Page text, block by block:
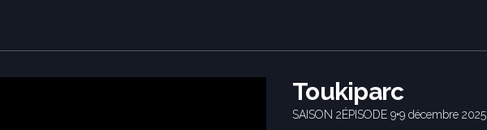
Toukiparc
SAISON 2ÉPISODE 9•9 décembre 2025